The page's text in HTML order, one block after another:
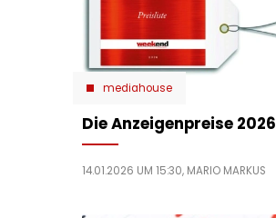
mediahouse
Die Anzeigenpreise 2026
14.01.2026 UM 15:30, MARIO MARKUS